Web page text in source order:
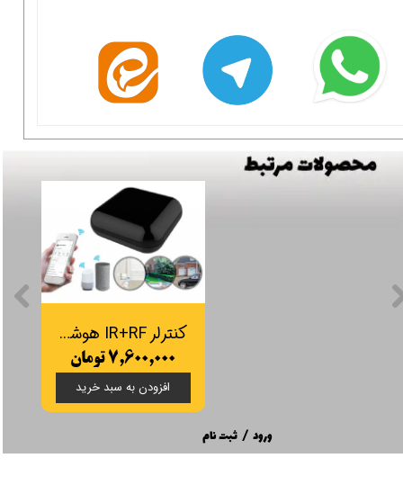
کنترلر IR+RF هوشمند تویا Wi-Fi
۷,۶۰۰,۰۰۰ تومان
افزودن به سبد خرید
ورود / ثبت نام